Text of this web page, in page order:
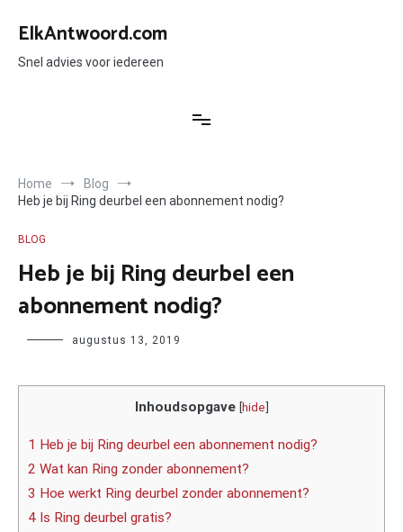
naar
inhoud
ElkAntwoord.com
Snel advies voor iedereen
Home
Blog
Heb je bij Ring deurbel een abonnement nodig?
BLOG
Heb je bij Ring deurbel een
abonnement nodig?
Author augustus 13, 2019
Inhoudsopgave [hide]
1 Heb je bij Ring deurbel een abonnement nodig?
2 Wat kan Ring zonder abonnement?
3 Hoe werkt Ring deurbel zonder abonnement?
4 Is Ring deurbel gratis?